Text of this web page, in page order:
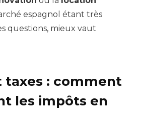
espagnol étant très
questions, mieux vaut
taxes : comment
les impôts en